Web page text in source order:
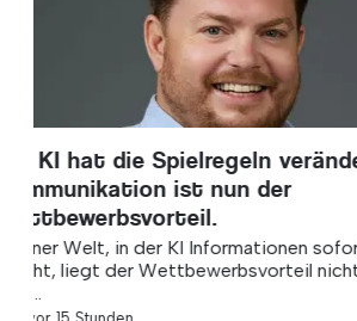
Echte Energieunabhängigkeit
Wie ein Haushalt an der Algarve seine
Stromrechnung von 600 € auf nur 60
und mittlerweile an den...
In -vor 16 Stunden